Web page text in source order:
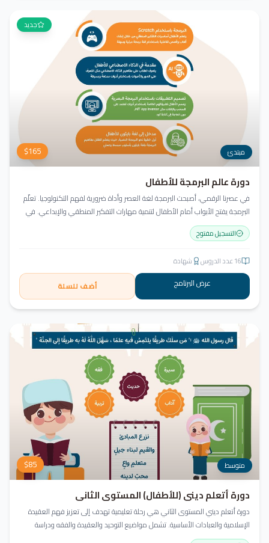
جديد
مبتدئ $165
دورة عالم البرمجة للأطفال
في عصرنا الرقمي، أصبحت البرمجة لغة العصر وأداة ضرورية لفهم التكنولوجيا. تعلّم
البرمجة يفتح الأبواب أمام الأطفال لتنمية مهارات التفكير المنطقي والإبداعي. في
أكاديمية جيل العربية، لا يكتفي الطفل بالمشاهدة، بل يبرمج ويصمّم ويبدع مشروعه
منذ اليوم الأول!
التسجيل مفتوح
16عدد الدروس شهادة
عرض البرنامج أضف للسلة
متوسط $85
دورة أتعلم ديني (للأطفال) المستوى الثاني
دورة أتعلم ديني المستوى الثاني هي رحلة تعليمية تهدف إلى تعزيز فهم العقيدة
الإسلامية والعبادات الأساسية. تشمل مواضيع التوحيد والعقيدة والفقه ودراسة
السيرة النبوية. هدفنا زرع القيم والمبادئ وتربية أبنائنا تربية إيمانية وأخلاقية وعلمية